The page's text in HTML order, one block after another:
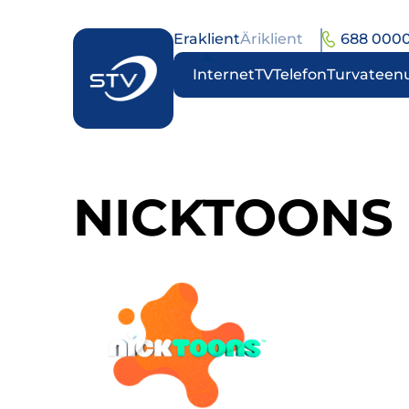
EraklientÄriklient 688
InternetTVTelefon
NICKTOONS